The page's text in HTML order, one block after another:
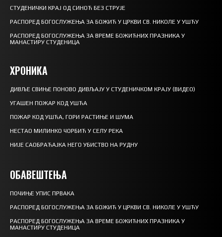
СТУДЕНИЧКИ КРАЈ ОД СИНОЋ БЕЗ СТРУЈЕ
РАСПОРЕД БОГОСЛУЖЕЊА ЗА БОЖИЋ У ЦРКВИ СВ. НИКОЛЕ У УШЋУ
РАСПОРЕД БОГОСЛУЖЕЊА ЗА ВРЕМЕ БОЖИЋНИХ ПРАЗНИКА У
МАНАСТИРУ СТУДЕНИЦА
ХРОНИКА
ДИВЉЕ СВИЊЕ ПОНОВО ДИВЉАЈУ У СТУДЕНИЧКОМ КРАЈУ (ВИДЕО)
УГАШЕН ПОЖАР КОД УШЋА
ПОЖАР КОД УШЋА, ГОРИ РАСТИЊЕ И ШУМА
НЕСТАО МИЛИНКО ЧОРБИЋ У СЕЛУ РЕКА
НИЈЕ САОБРАЋАЈКА НЕГО УБИСТВО НА РУДНУ
ОБАВЕШТЕЊА
ПОЧИЊЕ УПИС ПРВАКА
РАСПОРЕД БОГОСЛУЖЕЊА ЗА БОЖИЋ У ЦРКВИ СВ. НИКОЛЕ У УШЋУ
РАСПОРЕД БОГОСЛУЖЕЊА ЗА ВРЕМЕ БОЖИЋНИХ ПРАЗНИКА У
МАНАСТИРУ СТУДЕНИЦА